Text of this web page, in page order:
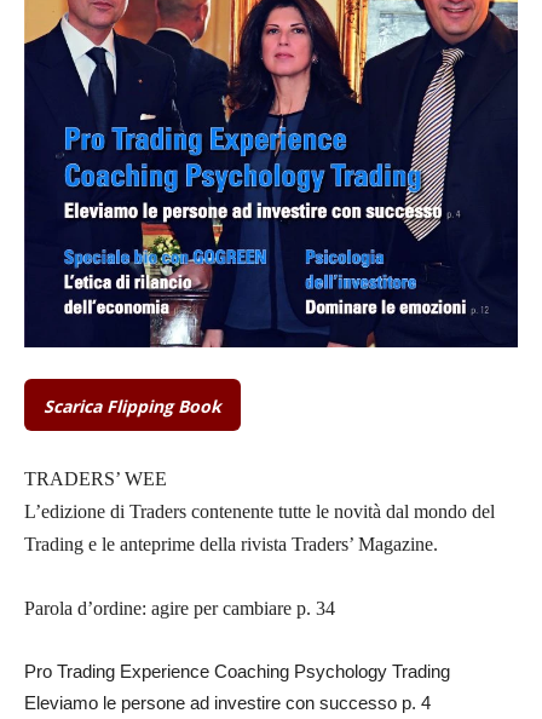
Scarica Flipping Book
TRADERS’ WEE
L’edizione di Traders contenente tutte le novità dal mondo del
Trading e le anteprime della rivista Traders’ Magazine.
Parola d’ordine: agire per cambiare p. 34
Pro Trading Experience Coaching Psychology Trading
Eleviamo le persone ad investire con successo p. 4